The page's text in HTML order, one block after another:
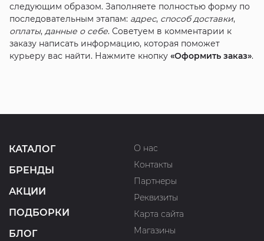
следующим образом. Заполняете полностью форму по
последовательным этапам: адрес, способ доставки,
оплаты, данные о себе. Советуем в комментарии к
заказу написать информацию, которая поможет
курьеру вас найти. Нажмите кнопку «Оформить заказ».
КАТАЛОГ
БРЕНДЫ
АКЦИИ
ПОДБОРКИ
БЛОГ
О нас
Контакты
Партнеры
Реквизиты
Карта сайта
Магазины